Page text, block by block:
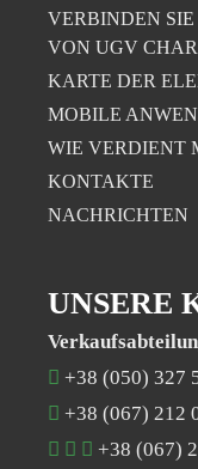
VERBINDEN
VON UGV
KARTE DER
MOBILE
WIE VERDIENT
KONTAKTE
NACHRICHTEN
UNSERE
+38 (050) 327
+38 (067) 212
+38 (067)